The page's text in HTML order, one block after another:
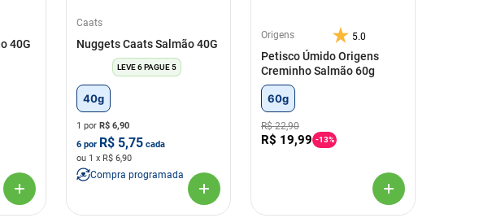
40G
Caats
Nuggets Caats Salmão 40G
LEVE 6 PAGUE 5
40g
1 por R$ 6,90
6por R$ 5,75 cada
ou 1 x R$ 6,90
Compra programada
Origens 5.0
Petisco Úmido Origens
Creminho Salmão 60g
60g
R$ 22,90
R$ 19,99 -13%